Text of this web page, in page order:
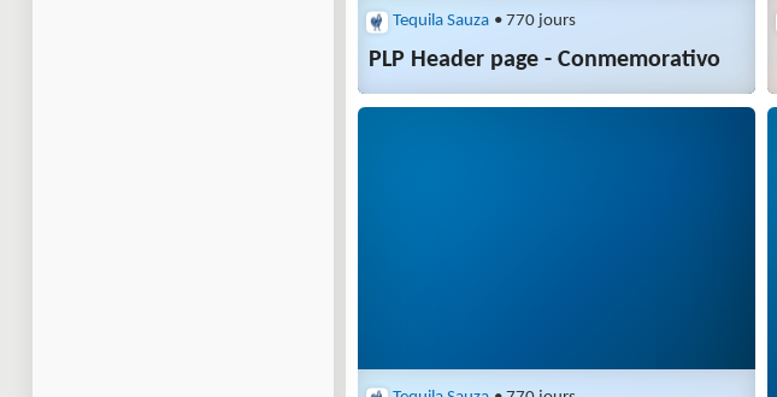
Tequila Sauza • 770 jours
PLP Header page - Conmemorativo